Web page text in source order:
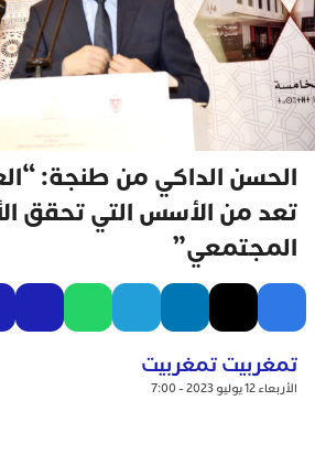
الحسن الداكي من طنجة:
تعد من الأسس التي تحقق
المجتمعي”
تمغربيت تمغربيت
الأربعاء 12 يوليو 2023 - 7:00